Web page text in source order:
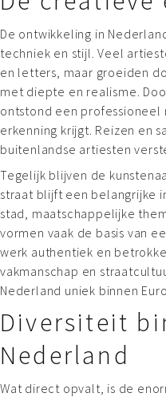
De ontwikkeling in
techniek en stijl. Veel
en letters, maar groeiden
met diepte en realisme.
ontstond een professioneel
erkenning krijgt. Reizen en
buitenlandse artiesten
Tegelijk blijven de
straat blijft een belangrijke
stad, maatschappelijke
vormen vaak de basis van
werk authentiek en
vakmanschap en
Nederland uniek binnen
Diversiteit
Nederland
Wat direct opvalt, is de